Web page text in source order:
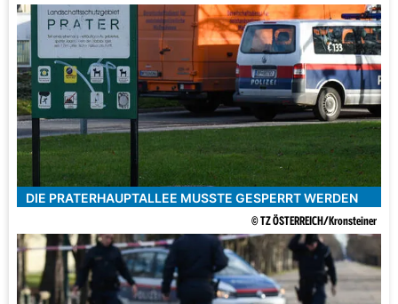
DIE PRATERHAUPTALLEE MUSSTE GESPERRT WERDEN
© TZ ÖSTERREICH/Kronsteiner